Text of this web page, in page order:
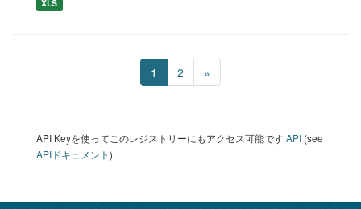
XLS
1 2 »
API Keyを使ってこのレジストリーにもアクセス可能ですAPI (see
APIドキュメント).